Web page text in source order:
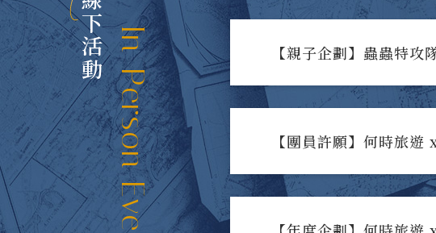
線下活動In-Person Events 【親子企劃】蟲蟲特
【團員許願】何時旅